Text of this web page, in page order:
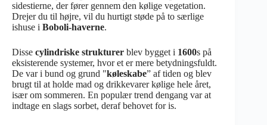
sidestierne, der fører gennem den kølige vegetation.
Drejer du til højre, vil du hurtigt støde på to særlige
ishuse i Boboli-haverne.
Disse cylindriske strukturer blev bygget i 1600s på
eksisterende systemer, hvor et er mere betydningsfuldt.
De var i bund og grund "køleskabe” af tiden og blev
brugt til at holde mad og drikkevarer kølige hele året,
især om sommeren. En populær trend dengang var at
indtage en slags sorbet, deraf behovet for is.